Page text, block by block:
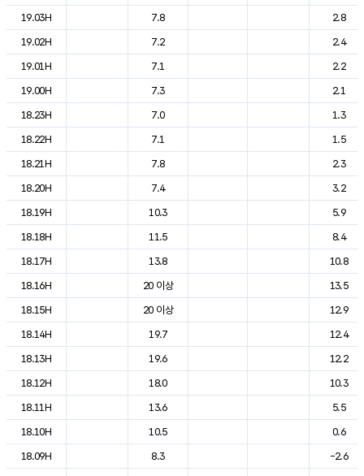
19.03H
7.8
2.8
19.02H
7.2
2.4
19.01H
7.1
2.2
19.00H
7.3
2.1
18.23H
7.0
1.3
18.22H
7.1
1.5
18.21H
7.8
2.3
18.20H
7.4
3.2
18.19H
10.3
5.9
18.18H
11.5
8.4
18.17H
13.8
10.8
18.16H
20 이상
13.5
18.15H
20 이상
12.9
18.14H
19.7
12.4
18.13H
19.6
12.2
18.12H
18.0
10.3
18.11H
13.6
5.5
18.10H
10.5
0.6
18.09H
8.3
-2.6